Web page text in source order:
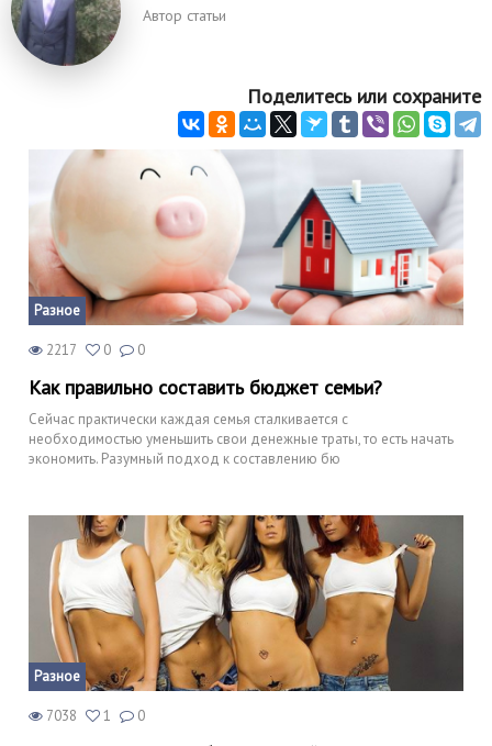
Автор статьи
Поделитесь или сохраните
Разное
2217 0 0
Как правильно составить бюджет семьи?
Сейчас практически каждая семья сталкивается с
необходимостью уменьшить свои денежные траты, то есть начать
экономить. Разумный подход к составлению бю
Разное
7038 1 0